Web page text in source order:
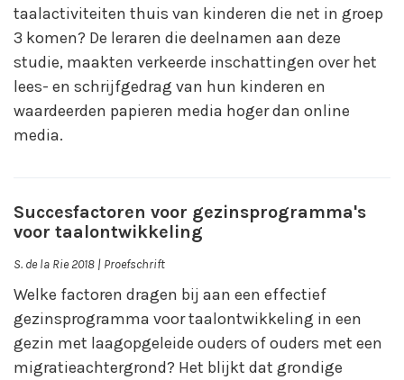
taalactiviteiten thuis van kinderen die net in groep
3 komen? De leraren die deelnamen aan deze
studie, maakten verkeerde inschattingen over het
lees- en schrijfgedrag van hun kinderen en
waardeerden papieren media hoger dan online
media.
Succesfactoren voor gezinsprogramma's
voor taalontwikkeling
S. de la Rie 2018 | Proefschrift
Welke factoren dragen bij aan een effectief
gezinsprogramma voor taalontwikkeling in een
gezin met laagopgeleide ouders of ouders met een
migratieachtergrond? Het blijkt dat grondige